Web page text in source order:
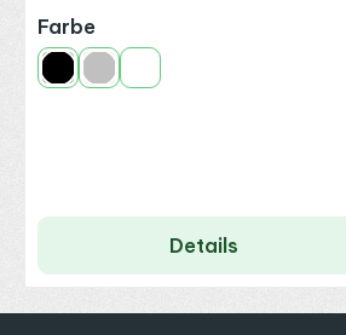
Farbeauswählen
Schwarz
Silber Weiß
Details